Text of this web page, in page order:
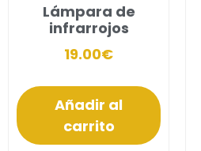
Lámpara de
infrarrojos
19.00€
Añadir al
carrito